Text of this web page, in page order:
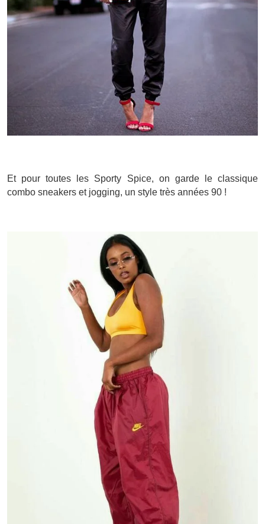
Et pour toutes les Sporty Spice, on garde le classique
combo sneakers et jogging, un style très années 90 !